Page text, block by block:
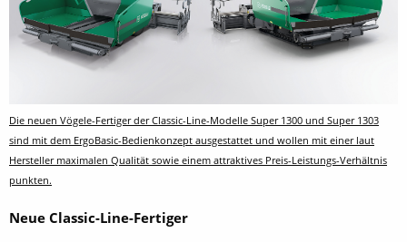
Die neuen Vögele-Fertiger der Classic-Line-Modelle Super 1300 und Super 1303
sind mit dem ErgoBasic-Bedienkonzept ausgestattet und wollen mit einer laut
Hersteller maximalen Qualität sowie einem attraktives Preis-Leistungs-Verhältnis
punkten.
Neue Classic-Line-Fertiger